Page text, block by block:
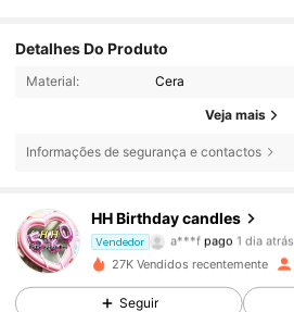
Detalhes Do Produto
Material: Cera
Veja mais
Informações de segurança e contactos
HH Birthday candles
Vendedor
4,79
175 Seguidores
a***f pago 1 dia atrás
175 Seguidores
27K Vendidos recentemente
Seguir